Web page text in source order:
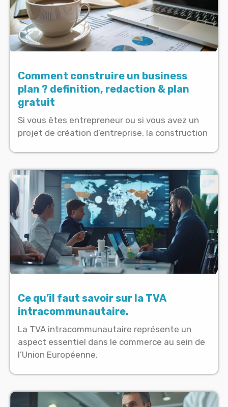
Comment construire un business
plan ? definition, redaction & plan
gratuit
Si vous êtes entrepreneur ou si vous avez un
projet de création d’entreprise, la construction
Ce qu’il faut savoir sur la TVA
intracommunautaire.
La TVA intracommunautaire représente un
aspect essentiel dans le commerce au sein de
l’Union Européenne.